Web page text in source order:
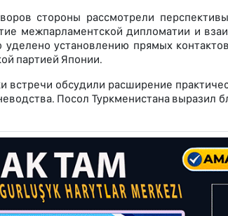
стороны рассмотрели
межпарламентской дипломатии и
установлению прямых
партией Японии.
встречи обсудили расширение
Посол Туркменистана выразил